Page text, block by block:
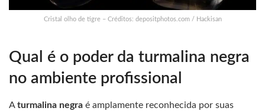
Cristal olho de tigre – Créditos: depositphotos.com / Hackisan
Qual é o poder da turmalina negra
no ambiente profissional
Aturmalina negra é amplamente reconhecida por suas